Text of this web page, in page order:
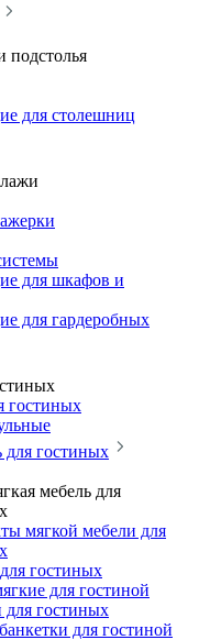
для столешниц
для шкафов и
для гардеробных
гостиных
для гостиных
мебель для
мягкой мебели для
гостиных
для гостиной
гостиных
для гостиной